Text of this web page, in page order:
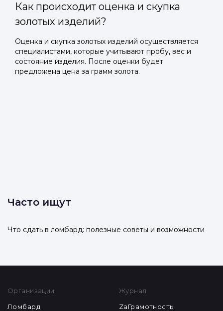
Как происходит оценка и скупка
золотых изделий?
Оценка и скупка золотых изделий осуществляется
специалистами, которые учитывают пробу, вес и
состояние изделия. После оценки будет
предложена цена за грамм золота.
Часто ищут
Что сдать в ломбард: полезные советы и возможности
Организации
Ломбард
Журнал
ZaГрамотность